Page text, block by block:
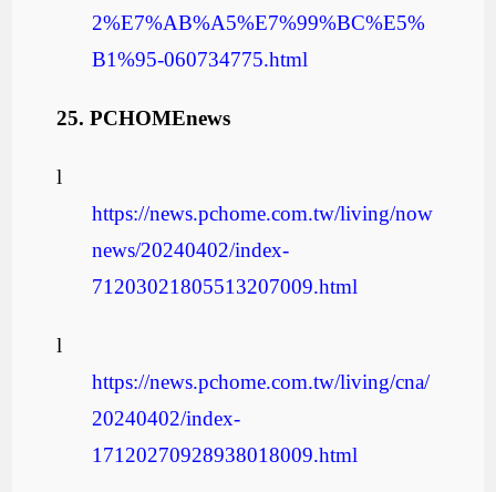
2%E7%AB%A5%E7%99%BC%E5%
B1%95-060734775.html
25.PCHOMEnews
l
https://news.pchome.com.tw/living/now
news/20240402/index-
71203021805513207009.html
l
https://news.pchome.com.tw/living/cna/
20240402/index-
17120270928938018009.html